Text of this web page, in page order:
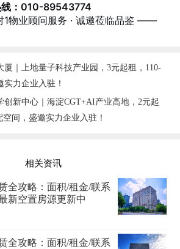
线：010-89543774
物业顾问服务 · 诚邀莅临品鉴 ——
厦｜上地量子科技产业园，3元起租，110-
实力企业入驻！
创新中心｜海淀CGT+AI产业高地，2元起
间，盛邀实力企业入驻！
相关资讯
全攻略：面积/租金/联系
新空置房源更新中
全攻略：面积/租金/联系